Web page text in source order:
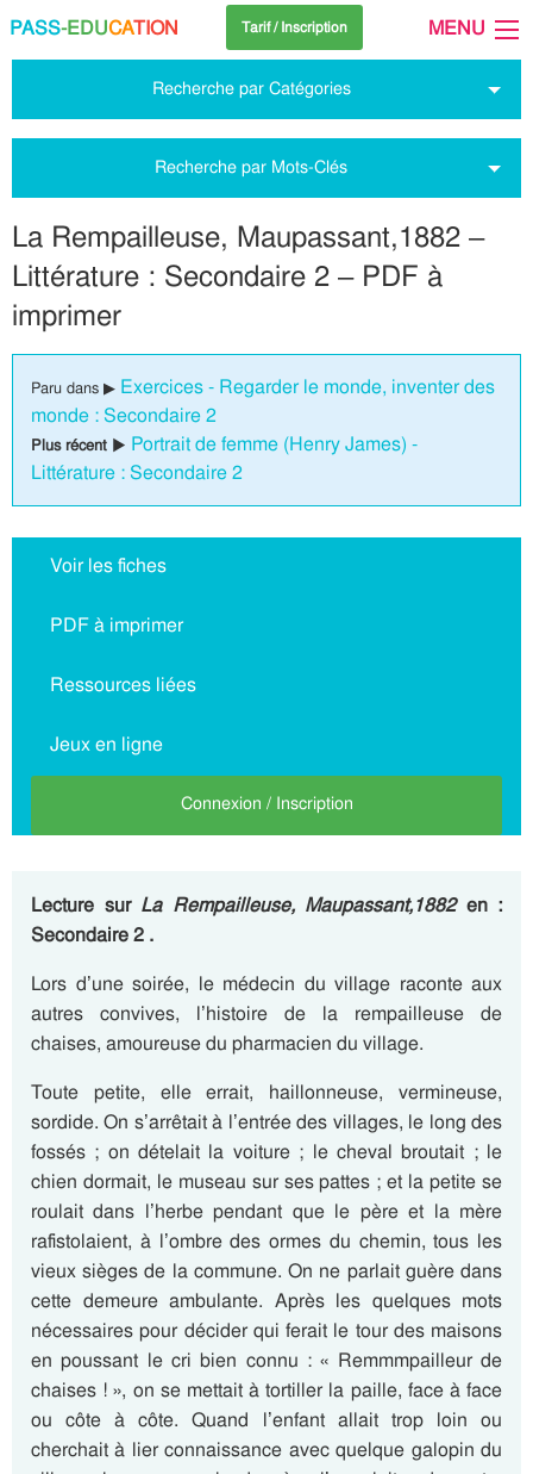
PASS-EDUCATION Tarif / Inscription MENU
Recherche par Catégories
Recherche par Mots-Clés
La Rempailleuse, Maupassant,1882 –
Littérature : Secondaire 2 – PDF à
imprimer
Paru dans ▶ Exercices - Regarder le monde, inventer des
monde : Secondaire 2
Plus récent ▶ Portrait de femme (Henry James) -
Littérature : Secondaire 2
Voir les fiches
PDF à imprimer
Ressources liées
Jeux en ligne
Connexion / Inscription
Lecture sur La Rempailleuse, Maupassant,1882en :
Secondaire 2 .
Lors d’une soirée, le médecin du village raconte aux
autres convives, l’histoire de la rempailleuse de
chaises, amoureuse du pharmacien du village.
Toute petite, elle errait, haillonneuse, vermineuse,
sordide. On s’arrêtait à l’entrée des villages, le long des
fossés ; on dételait la voiture ; le cheval broutait ; le
chien dormait, le museau sur ses pattes ; et la petite se
roulait dans l’herbe pendant que le père et la mère
rafistolaient, à l’ombre des ormes du chemin, tous les
vieux sièges de la commune. On ne parlait guère dans
cette demeure ambulante. Après les quelques mots
nécessaires pour décider qui ferait le tour des maisons
en poussant le cri bien connu : « Remmmpailleur de
chaises ! », on se mettait à tortiller la paille, face à face
ou côte à côte. Quand l’enfant allait trop loin ou
cherchait à lier connaissance avec quelque galopin du